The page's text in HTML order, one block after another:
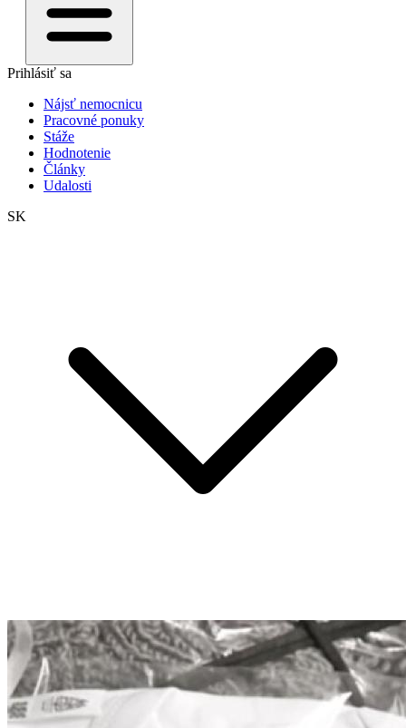
Prihlásiť sa
Nájsť nemocnicu
Pracovné ponuky
Stáže
Hodnotenie
Články
Udalosti
SK